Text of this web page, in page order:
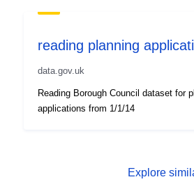
reading planning
data.gov.uk
Reading Borough Council dataset for
applications from 1/1/14
Explore